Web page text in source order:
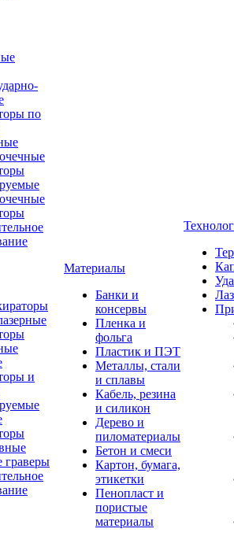
по
и
граверы
Материалы
Банки и
консервы
Пленка и
фольга
Пластик и ПЭТ
Металлы, стали
и сплавы
Кабель, резина
и силикон
Дерево и
пиломатериалы
Бетон и смеси
Картон, бумага,
этикетки
Пенопласт и
пористые
материалы